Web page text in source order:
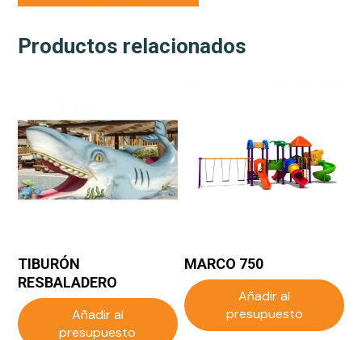
Productos relacionados
TIBURÓN
RESBALADERO
Añadir al
presupuesto
MARCO 750
Añadir al
presupuesto